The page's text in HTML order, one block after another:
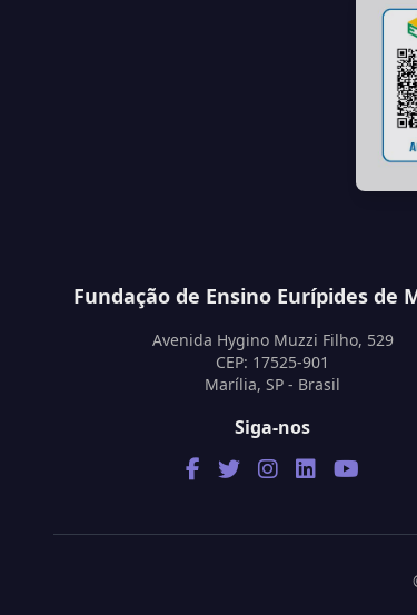
Fundação de Ensino Eurípides de
Avenida Hygino Muzzi Filho, 529
CEP: 17525-901
Marília, SP - Brasil
Siga-nos